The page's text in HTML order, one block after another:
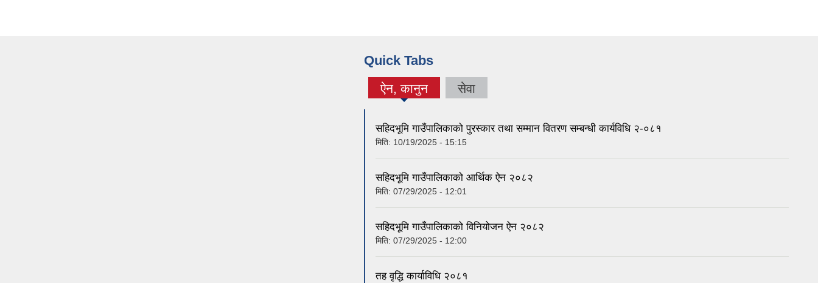
Quick Tabs
ऐन, कानुन
(active tab) सेवा
सहिदभूमि गाउँपालिकाको पुरस्कार तथा सम्मान वितरण सम्बन्धी कार्यविधि २-०८१
मिति: 10/19/2025 - 15:15
सहिदभूमि गाउँपालिकाको आर्थिक ऐन २०८२
मिति: 07/29/2025 - 12:01
सहिदभूमि गाउँपालिकाको विनियोजन ऐन २०८२
मिति: 07/29/2025 - 12:00
तह वृद्धि कार्याविधि २०८१